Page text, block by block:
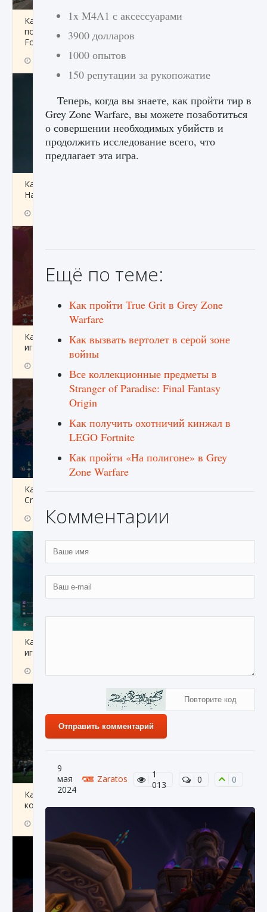
Как исправить текстовую ошибку
пользовательского интерфейса Delta
Force Hawk Ops
9 августа 2024
Как проверить статус сервера Delta Force
Hawk Ops
Как приручить существ джунглей Нари в
игре Creatures of Ava
Как разблокировать заклинание Крист в
Creatures of Ava
9 августа 2024 1 393
Как приручить существ из степей Тамура в
игре Creatures of Ava
Как исправить ошибку EA FC 25 beta,
которая не работает
1x M4A1 с аксессуарами
3900 долларов
1000 опытов
150 репутации за рукопожатие
Теперь, когда вы знаете, как пройти тир в
Grey Zone Warfare, вы можете позаботиться
о совершении необходимых убийств и
продолжить исследование всего, что
предлагает эта игра.
Ещё по теме:
Как пройти True Grit в Grey Zone
Warfare
Как вызвать вертолет в серой зоне
войны
Все коллекционные предметы в
Stranger of Paradise: Final Fantasy
Origin
Как получить охотничий кинжал в
LEGO Fortnite
Как пройти «На полигоне» в Grey
Zone Warfare
Комментарии
Отправить комментарий
9
мая
2024
Zaratos
1
013
0 0